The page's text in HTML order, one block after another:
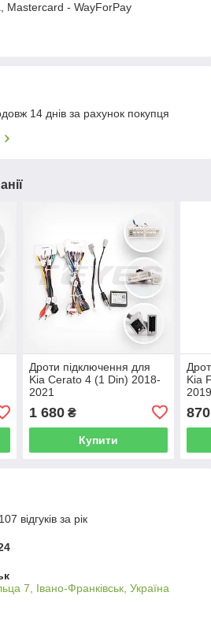
Mastercard - WayForPay
14 днів за рахунок покупця
Дроти підключення для
Kia Cerato 4 (1 Din) 2018-
2021
1 680₴
Купити
Kia
870
відгуків за рік
7, Івано-Франківськ, Україна